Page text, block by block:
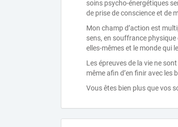
soins psycho-énergétiques
de prise de conscience et de
Mon champ d’action est
sens, en souffrance
elles-mêmes et le monde qui
Les épreuves de la vie ne
même afin d’en finir avec les
Vous êtes bien plus que vos